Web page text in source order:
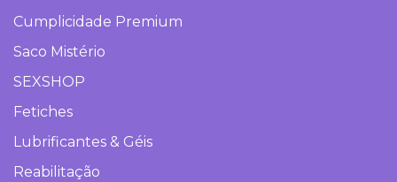
Cumplicidade Premium
Saco Mistério
SEXSHOP
Fetiches
Lubrificantes & Géis
Reabilitação